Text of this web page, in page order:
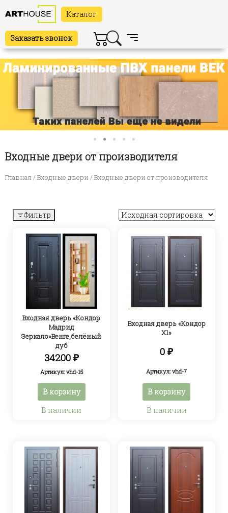
Каталог
Заказать звонок
Входные двери от производителя
Главная /Входные двери / Входные двери от производителя
Фильтр
Входная дверь «Кондор
Мадрид
Зеркало»Венге,белёный
дуб
34200 ₽
Артикул: vhd-15
В корзину
В наличии
Входная дверь «Кондор
Х1»
0₽
Артикул: vhd-7
В корзину
В наличии